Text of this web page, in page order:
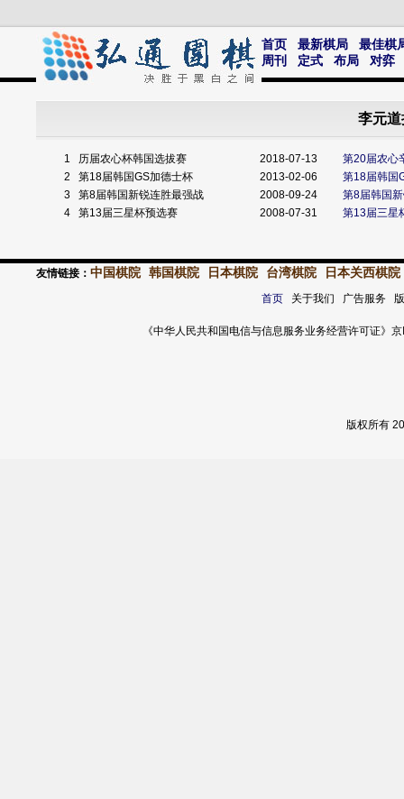
首页 最新棋局
最佳棋
周刊
定式 布局 对弈
李元
1 历届农心杯韩国选拔赛 2018-07-13
第20届农心
2
第18届韩国GS加德士杯 2013-02-06
第18届韩国
3
第8届韩国新锐连胜最强战 2008-09-24
第8届韩国
4
第13届三星杯预选赛 2008-07-31 第13届三星
友情链接： 中国棋院 韩国棋院 日本棋院 台湾棋院 日本关西棋院
首页关于我们 广告服务
《中华人民共和国电信与信息服务业务经营许可证
版权所有